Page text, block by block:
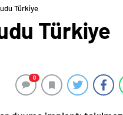
Türkiye
Türkiye
0